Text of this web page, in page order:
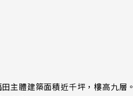
田主體建築面積近千坪，樓高九層